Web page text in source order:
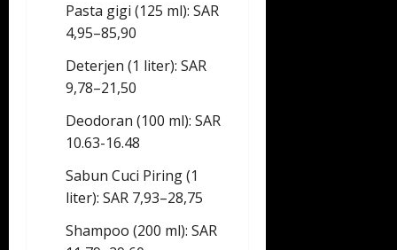
Pasta gigi (125 ml): SAR
4,95–85,90
Deterjen (1 liter): SAR
9,78–21,50
Deodoran (100 ml): SAR
10.63-16.48
Sabun Cuci Piring (1
liter): SAR 7,93–28,75
Shampoo (200 ml): SAR